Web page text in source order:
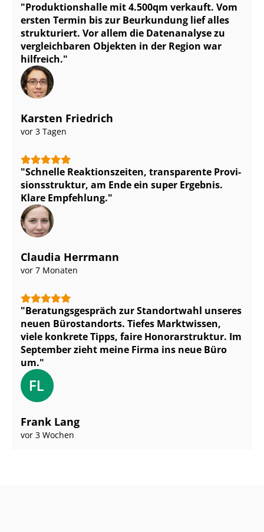
Pro­duk­ti­ons­hal­le mit 4.500qm verkauft. Vom
ersten Termin bis zur Beurkundung lief alles
strukturiert. Vor allem die Datenanalyse zu
vergleichbaren Objekten in der Region war
hilfreich.
Karsten Friedrich
vor 3 Tagen
Schnelle Reaktionszeiten, transparente Pro­vi­
si­ons­struk­tur, am Ende ein super Ergebnis.
Klare Empfehlung.
Claudia Herrmann
vor 7 Monaten
Be­ra­tungs­ge­spräch zur Standortwahl unseres
neuen Bürostandorts. Tiefes Marktwissen,
viele konkrete Tipps, faire Honorarstruktur. Im
September zieht meine Firma ins neue Büro
um.
Frank Lang
vor 3 Wochen